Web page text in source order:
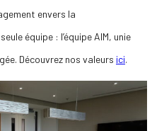
envers la
équipe : l’équipe AIM, unie
Découvrez nos valeurs ici.